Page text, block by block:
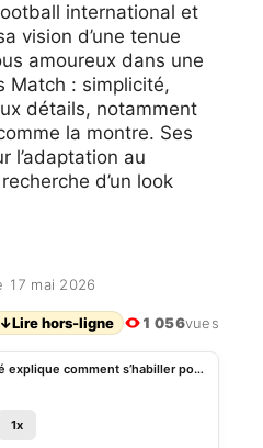
international et
vision d’une tenue
amoureux dans une
Match : simplicité,
détails, notamment
la montre. Ses
l’adaptation au
d’un look
17 mai 2026
↓Lire hors-ligne 1 056vues
Kylian Mbappé explique comment s’habiller pour un rendez-vous amoureux
1x